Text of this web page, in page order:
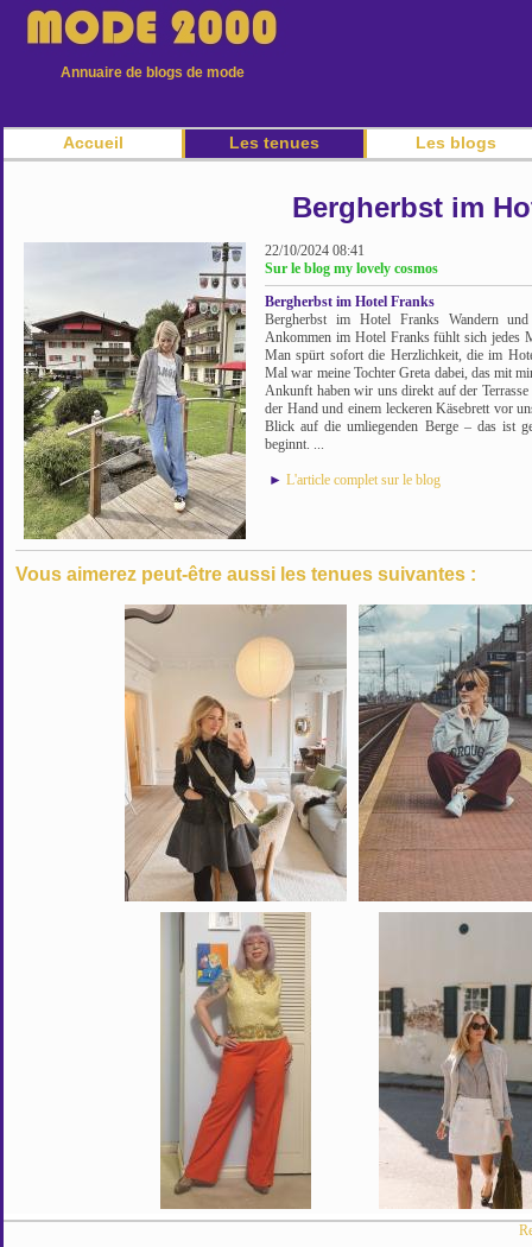
Annuaire de blogs de mode
Accueil Les tenues Les blogs
Bergherbst im
22/10/2024 08:41
Sur le blog my lovely cosmos
Bergherbst im Hotel Franks
Bergherbst im Hotel Franks Wandern
Ankommen im Hotel Franks fühlt sich jedes
Man spürt sofort die Herzlichkeit, die im
Mal war meine Tochter Greta dabei, das mit
Ankunft haben wir uns direkt auf der
der Hand und einem leckeren Käsebrett vor
Blick auf die umliegenden Berge – das ist
beginnt. ...
► L'article complet sur le blog
Vous aimerez peut-être aussi les tenues suivantes :